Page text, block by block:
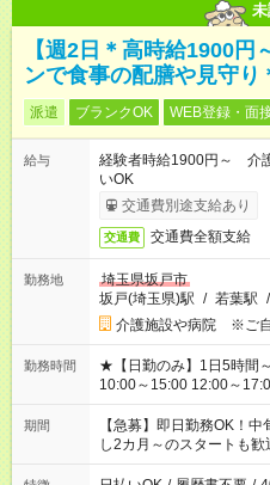
【週2日＊高時給1900円
ンで食事の配膳や見守り
派遣 ブランクOK WEB登録・面
給与
経験者時給1900円～ 介
いOK
交通費別途支給あり
交通費 交通費全額支給
勤務地
埼玉県坂戸市
坂戸(埼玉県)駅 / 若葉駅 /
介護施設や病院 ※ご自
勤務時間
★【日勤のみ】1日5時間～OK！ ≪シフト例≫
10:00～15:00 12:00～
期間
【急募】即日勤務OK！
し2カ月～のスタートも歓